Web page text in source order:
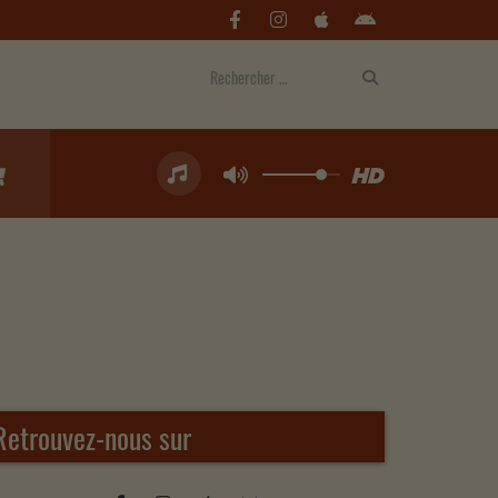
nous sur